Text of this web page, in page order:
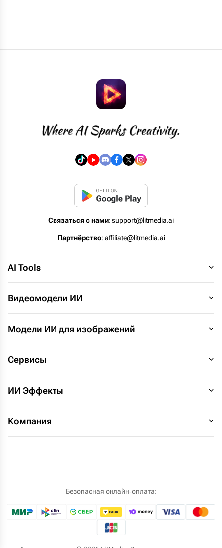
Связаться с нами: support@litmedia.ai
Партнёрство: affiliate@litmedia.ai
AI Tools
Видеомодели ИИ
Модели ИИ для изображений
Сервисы
ИИ Эффекты
Компания
Безопасная онлайн‑оплата: